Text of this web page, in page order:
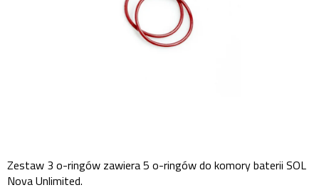
Zestaw 3 o-ringów zawiera 5 o-ringów do komory baterii SOL
Nova Unlimited.